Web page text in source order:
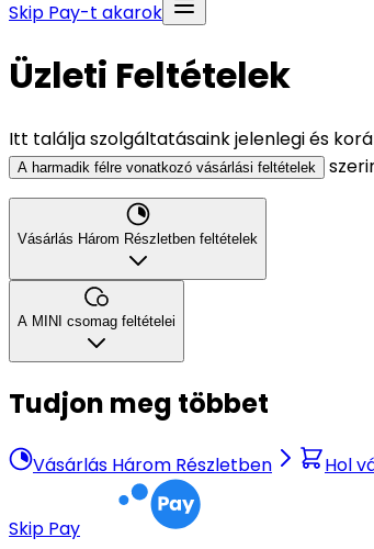
Skip Pay-t akarok
Üzleti Feltételek
Itt találja szolgáltatásaink jelenlegi és
A harmadik félre vonatkozó vásárlási feltételek
Vásárlás Három Részletben feltételek
A MINI csomag feltételei
Tudjon meg többet
Vásárlás Három Részletben Hol
Skip Pay